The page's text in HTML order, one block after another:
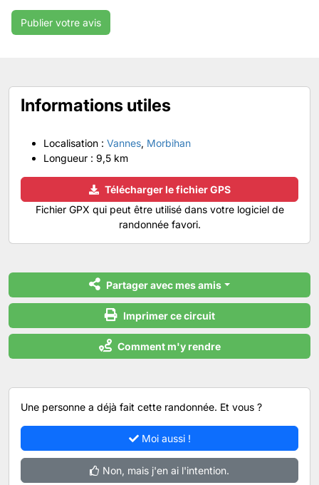
Informations utiles
Localisation : Vannes, Morbihan
Longueur : 9,5 km
Télécharger le fichier GPS
Fichier GPX qui peut être utilisé dans votre logiciel de
randonnée favori.
Partager avec mes amis
Imprimer ce circuit
Comment m'y rendre
Une personne a déjà fait cette randonnée. Et vous ?
Moi aussi !
Non, mais j'en ai l'intention.